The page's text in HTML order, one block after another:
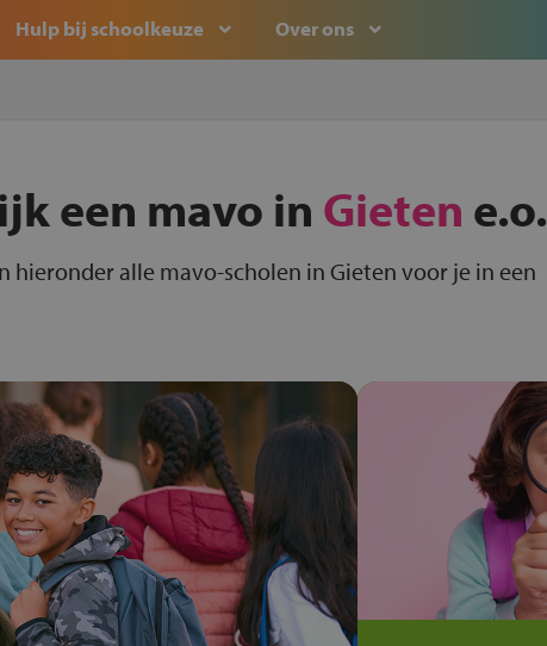
Hulp bij schoolkeuze Over ons
een mavo in Gieten e.o.
hieronder alle mavo-scholen in Gieten voor je in een